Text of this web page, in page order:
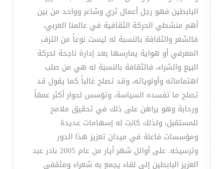
البابطين فهو رجل أعمال ثري وشاعر وواحد من بين
أهم منشطي الحركة الثقافية في عالمنا العربي،
فالشعر والثقافة بالنسبة له ليست نوعاً من الترف
المعرفي أو هواية يمارسها بعد إدارة ناجحة لحركة
البيع والشراء، فالثقافة بالنسبة له هي من صلب
اهتماماته وأولوياته، وقد تصلح غالباً كما يقول قد
تصلح ما تفسده السياسة، وتؤسس لحوار أكثر عمقاً
ورحابة وهو يراهن على ذلك في تحقيق ملامح
للمستقبل، ولذلك كانت له إسهامات عديدة
ومؤسسات فاعلة في ميدان تعزيز هذا الدور
وترسيخه. على أوائل شهر أيار من عام 2005 بادر عبد
العزيز البابطين إلى لقاء يجمع به شعراء ومثقفي